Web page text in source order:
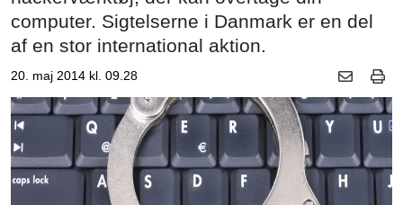
computer. Sigtelserne i Danmark er en del
af en stor international aktion.
20. maj 2014 kl. 09.28